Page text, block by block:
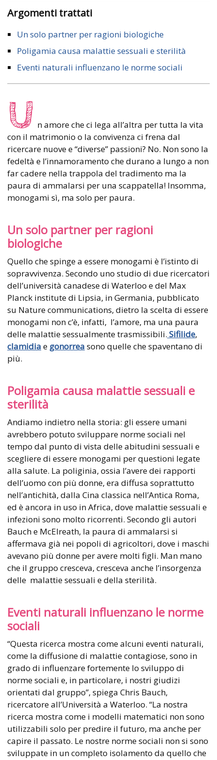
Argomenti trattati
Un solo partner per ragioni biologiche
Poligamia causa malattie sessuali e sterilità
Eventi naturali influenzano le norme sociali
U n amore che ci lega all’altra per tutta la vita
con il matrimonio o la convivenza ci frena dal
ricercare nuove e “diverse” passioni? No. Non sono la
fedeltà e l’innamoramento che durano a lungo a non
far cadere nella trappola del tradimento ma la
paura di ammalarsi per una scappatella! Insomma,
monogami sì, ma solo per paura.
Un solo partner per ragioni
biologiche
Quello che spinge a essere monogami è l’istinto di
sopravvivenza. Secondo uno studio di due ricercatori
dell’università canadese di Waterloo e del Max
Planck institute di Lipsia, in Germania, pubblicato
su Nature communications, dietro la scelta di essere
monogami non c’è, infatti, l’amore, ma una paura
delle malattie sessualmente trasmissibili. Sifilide,
clamidia e gonorrea sono quelle che spaventano di
più.
Poligamia causa malattie sessuali e
sterilità
Andiamo indietro nella storia: gli essere umani
avrebbero potuto sviluppare norme sociali nel
tempo dal punto di vista delle abitudini sessuali e
scegliere di essere monogami per questioni legate
alla salute. La poliginia, ossia l’avere dei rapporti
dell’uomo con più donne, era diffusa soprattutto
nell’antichità, dalla Cina classica nell’Antica Roma,
ed è ancora in uso in Africa, dove malattie sessuali e
infezioni sono molto ricorrenti. Secondo gli autori
Bauch e McElreath, la paura di ammalarsi si
affermava già nei popoli di agricoltori, dove i maschi
avevano più donne per avere molti figli. Man mano
che il gruppo cresceva, cresceva anche l’insorgenza
delle malattie sessuali e della sterilità.
Eventi naturali influenzano le norme
sociali
“Questa ricerca mostra come alcuni eventi naturali,
come la diffusione di malattie contagiose, sono in
grado di influenzare fortemente lo sviluppo di
norme sociali e, in particolare, i nostri giudizi
orientati dal gruppo”, spiega Chris Bauch,
ricercatore all’Università a Waterloo. “La nostra
ricerca mostra come i modelli matematici non sono
utilizzabili solo per predire il futuro, ma anche per
capire il passato. Le nostre norme sociali non si sono
sviluppate in un completo isolamento da quello che